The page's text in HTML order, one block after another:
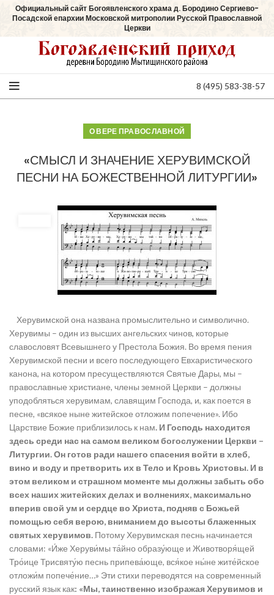
Официальный сайт Богоявленского храма д. Бородино Сергиево-
Посадской епархии Московской митрополии Русской Православной
Церкви
8 (495) 583-38-57
О ВЕРЕ ПРАВОСЛАВНОЙ
«СМЫСЛ И ЗНАЧЕНИЕ ХЕРУВИМСКОЙ
ПЕСНИ НА БОЖЕСТВЕННОЙ ЛИТУРГИИ»
Херувимской она названа промыслительно и символично.
Херувимы – один из высших ангельских чинов, которые
славословят Всевышнего у Престола Божия. Во время пения
Херувимской песни и всего последующего Евхаристического
канона, на котором пресуществляются Святые Дары, мы –
православные христиане, члены земной Церкви – должны
уподобляться херувимам, славящим Господа, и, как поется в
песне, «всякое ныне житейское отложим попечение». Ибо
Царствие Божие приблизилось к нам. И Господь находится
здесь среди нас на самом великом богослужении Церкви –
Литургии. Он готов ради нашего спасения войти в хлеб,
вино и воду и претворить их в Тело и Кровь Христовы. И в
этом великом и страшном моменте мы должны забыть обо
всех наших житейских делах и волнениях, максимально
вперив свой ум и сердце во Христа, подняв с Божьей
помощью себя верою, вниманием до высоты блаженных
святых херувимов. Потому Херувимская песнь начинается
словами: «И́же Херуви́мы та́йно образу́юще и Животворя́щей
Тро́ице Трисвяту́ю песнь припева́юще, вся́кое ны́не жите́йское
отложи́м попече́ние…» Эти стихи переводятся на современный
русский язык как: «Мы, таинственно изображая Херувимов и